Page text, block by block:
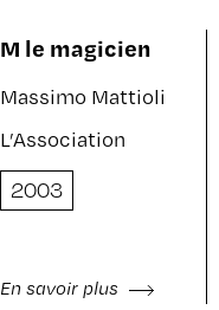
M le magicien
Massimo Mattioli
L’Association
2003
En savoir plus